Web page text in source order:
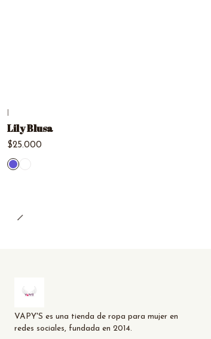
Lily Blusa
$25.000
VAPY'S es una tienda de ropa para mujer en
redes sociales, fundada en 2014.